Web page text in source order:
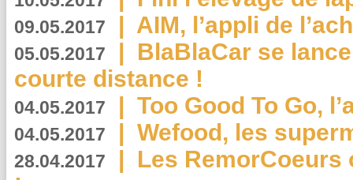
09.05.2017 | AIM, l’appli de
05.05.2017 | BlaBlaCar se
courte distance !
04.05.2017 | Too Good To Go,
04.05.2017 | Wefood, les
28.04.2017 | Les RemorCoeurs